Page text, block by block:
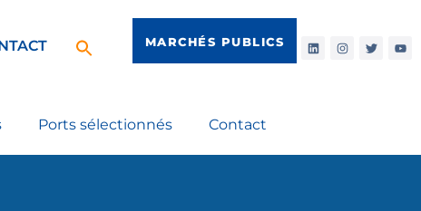
MARCHÉS PUBLICS
Ports sélectionnés Contact